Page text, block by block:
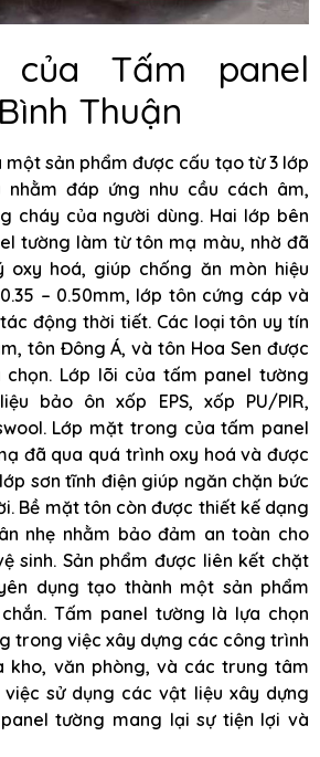
Tấm panel
Thuận
sản phẩm được cấu tạo từ 3 lớp
nhằm đáp ứng nhu cầu cách âm,
cháy của người dùng. Hai lớp bên
tường làm từ tôn mạ màu, nhờ đã
oxy hoá, giúp chống ăn mòn hiệu
– 0.50mm, lớp tôn cứng cáp và
động thời tiết. Các loại tôn uy tín
tôn Đông Á, và tôn Hoa Sen được
chọn. Lớp lõi của tấm panel tường
bảo ôn xốp EPS, xốp PU/PIR,
Lớp mặt trong của tấm panel
đã qua quá trình oxy hoá và được
sơn tĩnh điện giúp ngăn chặn bức
Bề mặt tôn còn được thiết kế dạng
nhẹ nhằm bảo đảm an toàn cho
sinh. Sản phẩm được liên kết chặt
dụng tạo thành một sản phẩm
Tấm panel tường là lựa chọn
trong việc xây dựng các công trình
kho, văn phòng, và các trung tâm
sử dụng các vật liệu xây dựng
tường mang lại sự tiện lợi và